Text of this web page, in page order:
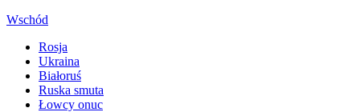
Wschód
Rosja
Ukraina
Białoruś
Ruska smuta
Łowcy onuc